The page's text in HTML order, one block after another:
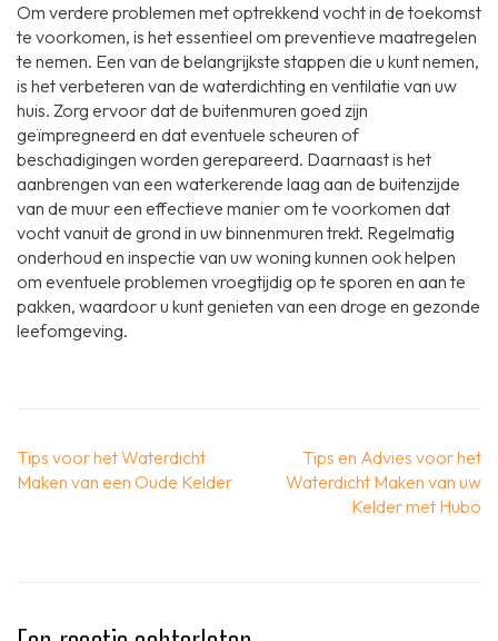
Om verdere problemen met optrekkend vocht in de toekomst
te voorkomen, is het essentieel om preventieve maatregelen
te nemen. Een van de belangrijkste stappen die u kunt nemen,
is het verbeteren van de waterdichting en ventilatie van uw
huis. Zorg ervoor dat de buitenmuren goed zijn
geïmpregneerd en dat eventuele scheuren of
beschadigingen worden gerepareerd. Daarnaast is het
aanbrengen van een waterkerende laag aan de buitenzijde
van de muur een effectieve manier om te voorkomen dat
vocht vanuit de grond in uw binnenmuren trekt. Regelmatig
onderhoud en inspectie van uw woning kunnen ook helpen
om eventuele problemen vroegtijdig op te sporen en aan te
pakken, waardoor u kunt genieten van een droge en gezonde
leefomgeving.
Berichtnavigatie
Tips voor het Waterdicht
Maken van een Oude Kelder
Tips en Advies voor het
Waterdicht Maken van uw
Kelder met Hubo